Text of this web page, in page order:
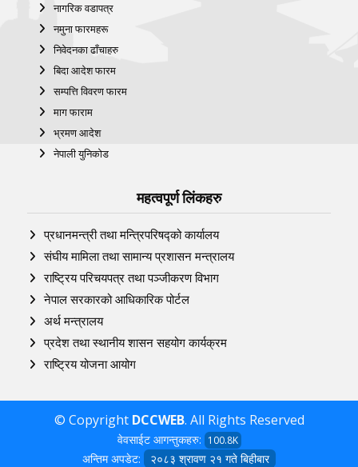
नागरिक वडापत्र
नमुना फारमहरू
निवेदनका ढाँचाहरु
बिदा आदेश फारम
सम्पत्ति विवरण फारम
माग फाराम
भ्रमण आदेश
नेपाली युनिकोड
महत्वपूर्ण लिंकहरु
प्रधानमन्त्री तथा मन्त्रिपरिषद्को कार्यालय
संघीय मामिला तथा सामान्य प्रशासन मन्त्रालय
राष्ट्रिय परिचयपत्र तथा पञ्‍जीकरण विभाग
नेपाल सरकारको आधिकारिक पोर्टल
अर्थ मन्त्रालय
प्रदेश तथा स्थानीय शासन सहयोग कार्यक्रम
राष्ट्रिय योजना आयोग
© Copyright DCCWEB. All Rights Reserved
वेवसाईट आगन्तुकहरु: 100.8K
अन्तिम अपडेट: २०८३ श्रावण २१ गते बिहीबार